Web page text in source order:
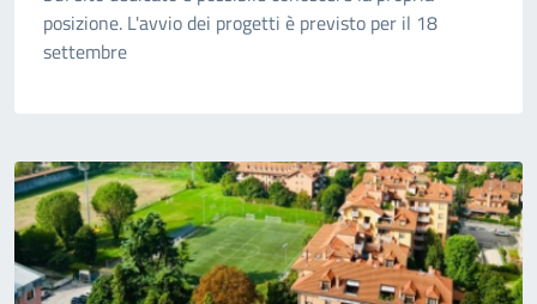
posizione. L'avvio dei progetti è previsto per il 18
settembre